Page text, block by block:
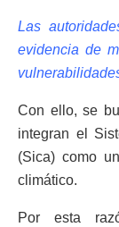
Las
evidencia de
Con ello, se
integran el
(Sica) como
climático.
Por esta